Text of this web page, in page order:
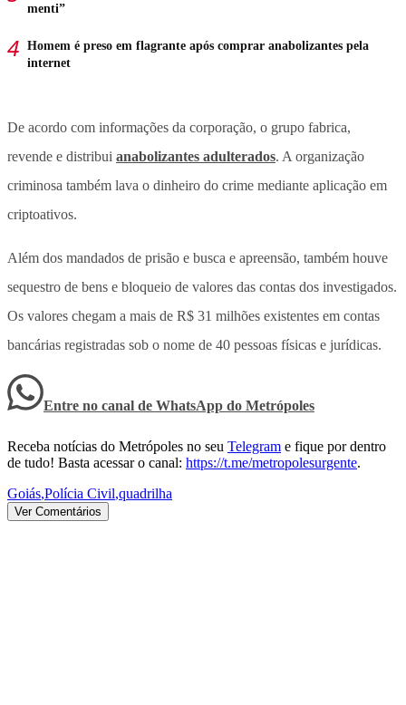
menti”
Homem é preso em flagrante após comprar anabolizantes pela
internet
De acordo com informações da corporação, o grupo fabrica,
revende e distribui anabolizantes adulterados. A organização
criminosa também lava o dinheiro do crime mediante aplicação em
criptoativos.
Além dos mandados de prisão e busca e apreensão, também houve
sequestro de bens e bloqueio de valores das contas dos investigados.
Os valores chegam a mais de R$ 31 milhões existentes em contas
bancárias registradas sob o nome de 40 pessoas físicas e jurídicas.
Entre no canal de WhatsApp do Metrópoles
Receba notícias do Metrópoles no seu Telegram e fique por dentro
de tudo! Basta acessar o canal: https://t.me/metropolesurgente.
Goiás,Polícia Civil,quadrilha
Ver Comentários